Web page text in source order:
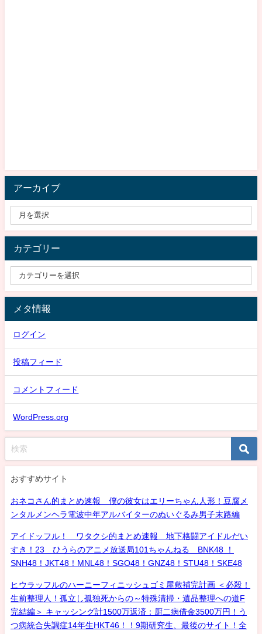
アーカイブ
カテゴリー
メタ情報
ログイン
投稿フィード
コメントフィード
WordPress.org
おすすめサイト
おネコさん的まとめ速報 僕の彼女はエリーちゃん人形！豆腐メ
ンタルメンヘラ電波中年アルバイターのぬいぐるみ男子末路編
アイドッフル！ ワタクシ的まとめ速報 地下格闘アイドルだい
すき！23 ひうらのアニメ放送局101ちゃんねる BNK48 ！
SNH48！JKT48！MNL48！SGO48！GNZ48！STU48！SKE48
ヒウラッフルのハーニーフィニッシュゴミ屋敷補完計画 ＜必殺！
生前整理人！孤立し孤独死からの～特殊清掃・遺品整理への道F
完結編＞ キャッシング計1500万返済：厨二病借金3500万円！う
つ病統合失調症14年生HKT46！！9期研究生、最後のサイト！全